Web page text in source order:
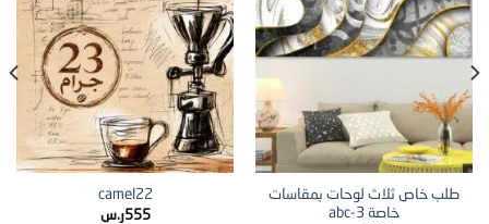
طلب خاص ثلاث لوحات بمقاسات
خاصة abc-3
camel22
555ر.س